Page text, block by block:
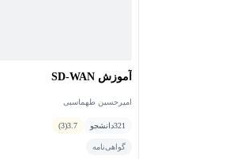
آموزش SD-WAN
امیرحسین طهماسبی
321دانشجو 3.7
(3)
گواهی‌نامه